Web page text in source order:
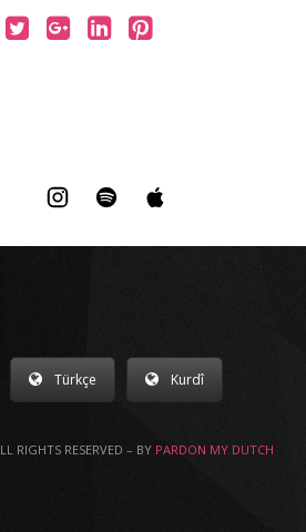
Türkçe Kurdî
RIGHTS RESERVED – BY PARDON MY DUTCH